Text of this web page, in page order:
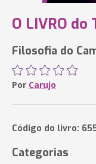
O LIVRO do
Filosofia do
Por Carujo
Código do livro:
Categorias